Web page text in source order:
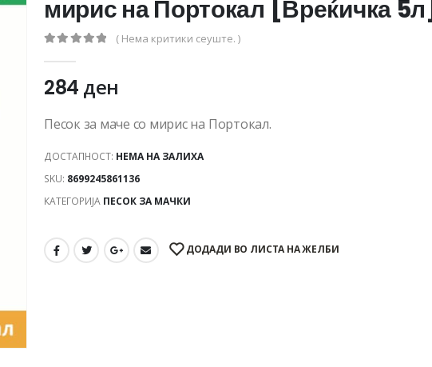
мирис на Портокал [Вреќичка 5л]
( Нема критики сеуште. )
284 ден
Песок за маче со мирис на Портокал.
ДОСТАПНОСТ: НЕМА НА ЗАЛИХА
SKU: 8699245861136
КАТЕГОРИЈА ПЕСОК ЗА МАЧКИ
ДОДАДИ ВО ЛИСТА НА ЖЕЛБИ